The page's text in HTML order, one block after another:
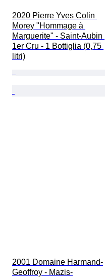
2020 Pierre Yves Colin
Morey "Hommage à
Marguerite" - Saint-Aubin
1er Cru - 1 Bottiglia (0,75
litri)
2001 Domaine Harmand-
Geoffroy - Mazis-